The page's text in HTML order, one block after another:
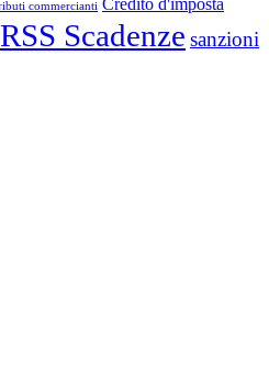
commercianti Credito d'imposta
RSS Scadenze sanzioni